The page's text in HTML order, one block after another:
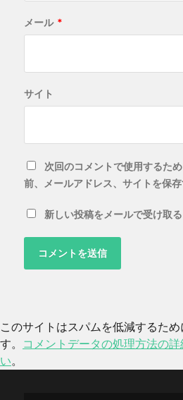
メール *
サイト
次回のコメントで使用するた
前、メールアドレス、サイトを保存
新しい投稿をメールで受け取る
このサイトはスパムを低減するた
す。
コメントデータの処理方法の
い。